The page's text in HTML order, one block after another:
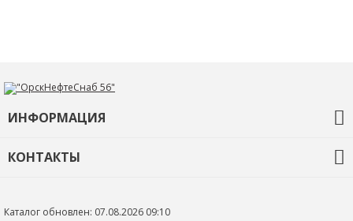
ИНФОРМАЦИЯ
О компании
КОНТАКТЫ
ons56@orskneftesnab.ru
Каталог обновлен: 07.08.2026 09:10